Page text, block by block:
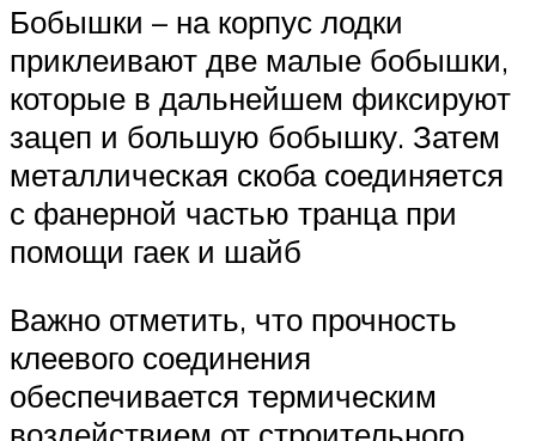
Бобышки – на корпус лодки
приклеивают две малые бобышки,
которые в дальнейшем фиксируют
зацеп и большую бобышку. Затем
металлическая скоба соединяется
с фанерной частью транца при
помощи гаек и шайб
Важно отметить, что прочность
клеевого соединения
обеспечивается термическим